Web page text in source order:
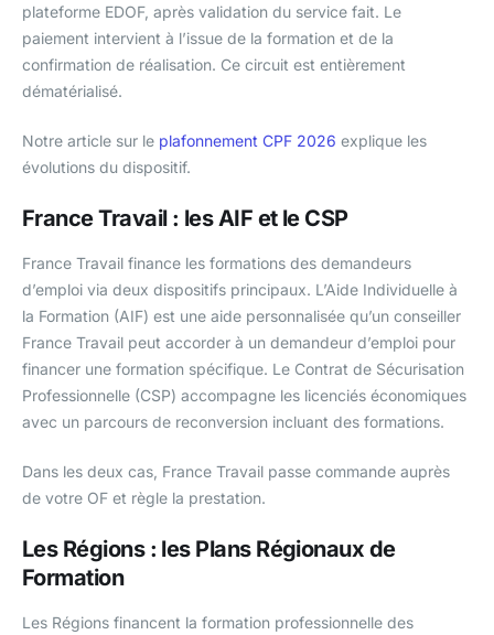
plateforme EDOF, après validation du service fait. Le
paiement intervient à l’issue de la formation et de la
confirmation de réalisation. Ce circuit est entièrement
dématérialisé.
Notre article sur le plafonnement CPF 2026 explique les
évolutions du dispositif.
France Travail : les AIF et le CSP
France Travail finance les formations des demandeurs
d’emploi via deux dispositifs principaux. L’Aide Individuelle à
la Formation (AIF) est une aide personnalisée qu’un conseiller
France Travail peut accorder à un demandeur d’emploi pour
financer une formation spécifique. Le Contrat de Sécurisation
Professionnelle (CSP) accompagne les licenciés économiques
avec un parcours de reconversion incluant des formations.
Dans les deux cas, France Travail passe commande auprès
de votre OF et règle la prestation.
Les Régions : les Plans Régionaux de
Formation
Les Régions financent la formation professionnelle des